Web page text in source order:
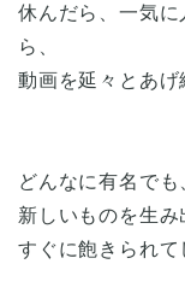
休んだら、一気
ら、
動画を延々とあげ
どんなに有名でも
新しいものを生み
すぐに飽きられて